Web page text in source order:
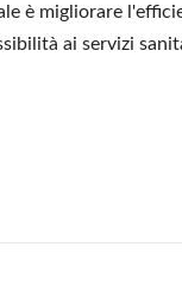
è migliorare
ai servizi